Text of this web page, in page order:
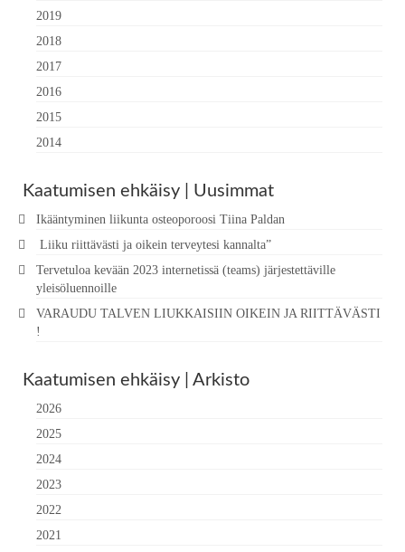
2019
2018
2017
2016
2015
2014
Kaatumisen ehkäisy | Uusimmat
Ikääntyminen liikunta osteoporoosi Tiina Paldan
Liiku riittävästi ja oikein terveytesi kannalta”
Tervetuloa kevään 2023 internetissä (teams) järjestettäville
yleisöluennoille
VARAUDU TALVEN LIUKKAISIIN OIKEIN JA RIITTÄVÄSTI
!
Kaatumisen ehkäisy | Arkisto
2026
2025
2024
2023
2022
2021